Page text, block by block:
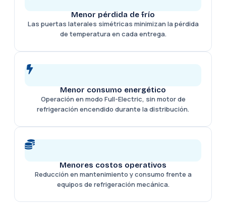
Menor pérdida de frío
Las puertas laterales simétricas minimizan la pérdida
de temperatura en cada entrega.
Menor consumo energético
Operación en modo Full-Electric, sin motor de
refrigeración encendido durante la distribución.
Menores costos operativos
Reducción en mantenimiento y consumo frente a
equipos de refrigeración mecánica.